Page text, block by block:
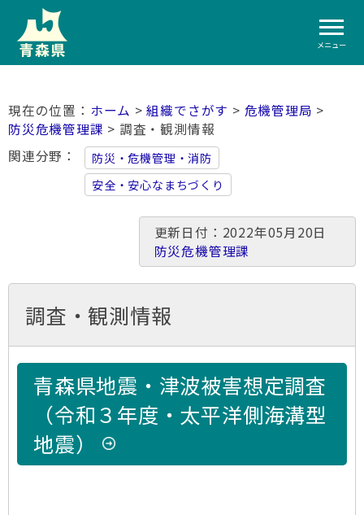
メニュー
ホーム >組織でさがす > 危機管理局 >
防災危機管理課 > 調査・観測情報
関連分野
防災・危機管理・消防
安全・安心なまちづくり
更新日付：2022年05月20日
防災危機管理課
調査・観測情報
青森県地震・津波被害想定調査
（令和３年度・太平洋側海溝型
地震）